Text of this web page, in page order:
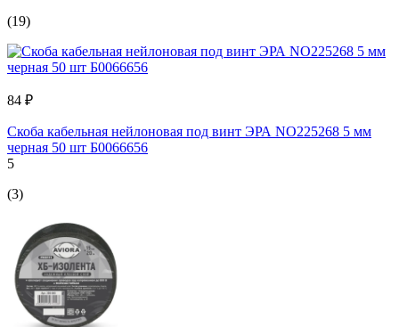
(19)
84 ₽
Скоба кабельная нейлоновая под винт ЭРА NO225268 5 мм
черная 50 шт Б0066656
5
(3)